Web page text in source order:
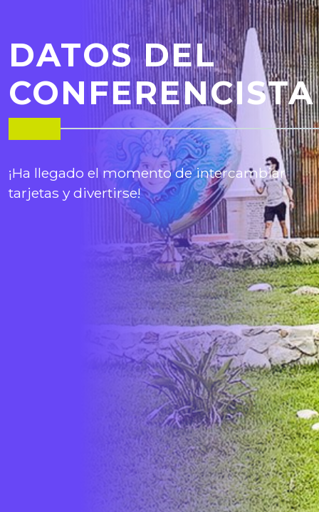
DATOS DEL
CONFERENCISTA
¡Ha llegado el momento de intercambiar
tarjetas y divertirse!